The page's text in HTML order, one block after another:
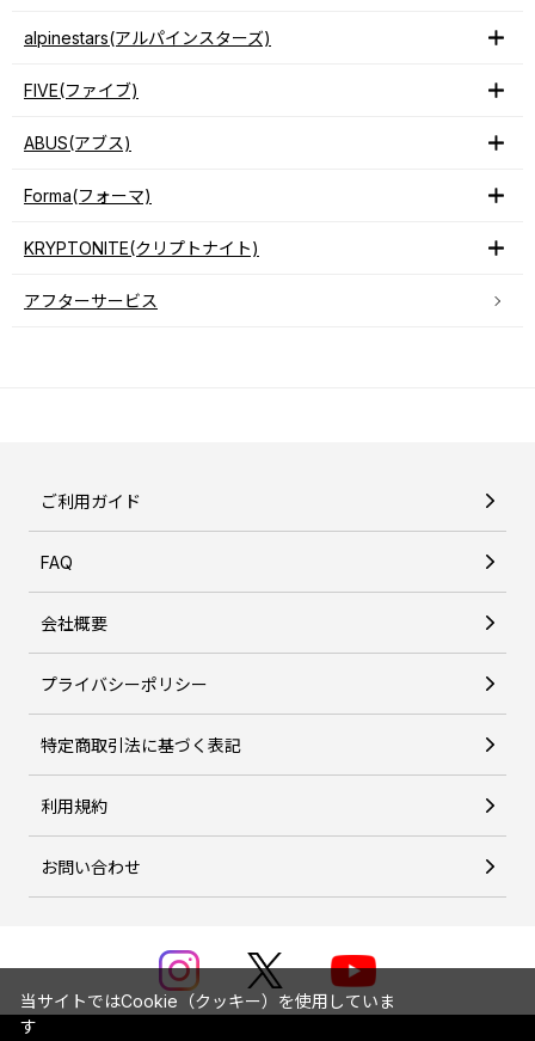
alpinestars(アルパインスターズ)
FIVE(ファイブ)
ABUS(アブス)
Forma(フォーマ)
KRYPTONITE(クリプトナイト)
アフターサービス
ご利用ガイド
FAQ
会社概要
プライバシーポリシー
特定商取引法に基づく表記
利用規約
お問い合わせ
当サイトではCookie（クッキー）を使用していま
す